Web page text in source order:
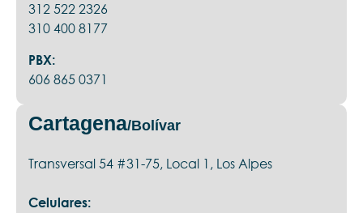
312 522 2326
310 400 8177
PBX:
606 865 0371
Cartagena/Bolívar
Transversal 54 #31-75, Local 1, Los Alpes
Celulares: